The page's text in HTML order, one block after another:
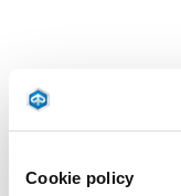
Cookie policy